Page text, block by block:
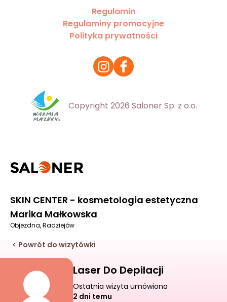
Regulamin
Regulaminy promocyjne
Polityka prywatności
Copyright 2026 Saloner Sp. z o.o.
SKIN CENTER - kosmetologia estetyczna
Marika Małkowska
Objezdna, Radziejów
Powrót do wizytówki
Laser Do Depilacji
Ostatnia wizyta umówiona
2 dni temu